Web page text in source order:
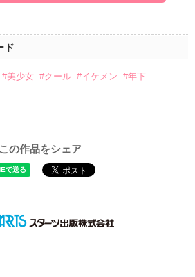
ド
#美少女 #クール #イケメン #年下
この作品をシェア